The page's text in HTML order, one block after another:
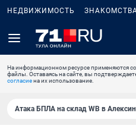
НЕДВИЖИМОСТЬ
На информационном ресурсе применяются
файлы. Оставаясь на сайте, вы
согласиена их использование.
Атака БПЛА на склад WB в